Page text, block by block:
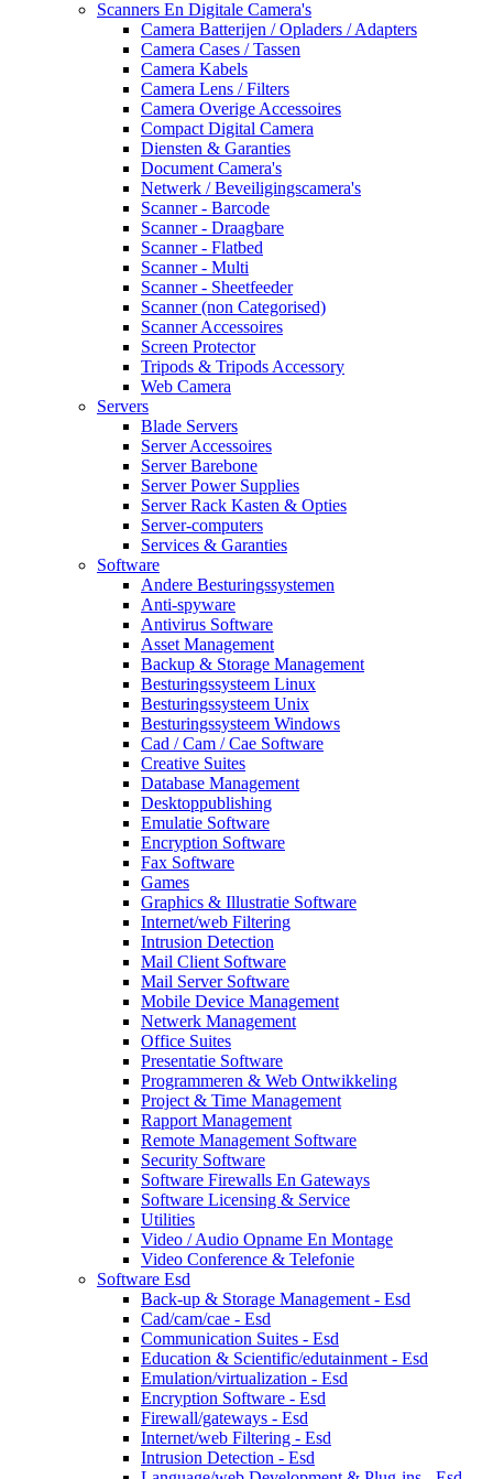
Scanners En Digitale Camera's
Camera Batterijen / Opladers / Adapters
Camera Cases / Tassen
Camera Kabels
Camera Lens / Filters
Camera Overige Accessoires
Compact Digital Camera
Diensten & Garanties
Document Camera's
Netwerk / Beveiligingscamera's
Scanner - Barcode
Scanner - Draagbare
Scanner - Flatbed
Scanner - Multi
Scanner - Sheetfeeder
Scanner (non Categorised)
Scanner Accessoires
Screen Protector
Tripods & Tripods Accessory
Web Camera
Servers
Blade Servers
Server Accessoires
Server Barebone
Server Power Supplies
Server Rack Kasten & Opties
Server-computers
Services & Garanties
Software
Andere Besturingssystemen
Anti-spyware
Antivirus Software
Asset Management
Backup & Storage Management
Besturingssysteem Linux
Besturingssysteem Unix
Besturingssysteem Windows
Cad / Cam / Cae Software
Creative Suites
Database Management
Desktoppublishing
Emulatie Software
Encryption Software
Fax Software
Games
Graphics & Illustratie Software
Internet/web Filtering
Intrusion Detection
Mail Client Software
Mail Server Software
Mobile Device Management
Netwerk Management
Office Suites
Presentatie Software
Programmeren & Web Ontwikkeling
Project & Time Management
Rapport Management
Remote Management Software
Security Software
Software Firewalls En Gateways
Software Licensing & Service
Utilities
Video / Audio Opname En Montage
Video Conference & Telefonie
Software Esd
Back-up & Storage Management - Esd
Cad/cam/cae - Esd
Communication Suites - Esd
Education & Scientific/edutainment - Esd
Emulation/virtualization - Esd
Encryption Software - Esd
Firewall/gateways - Esd
Internet/web Filtering - Esd
Intrusion Detection - Esd